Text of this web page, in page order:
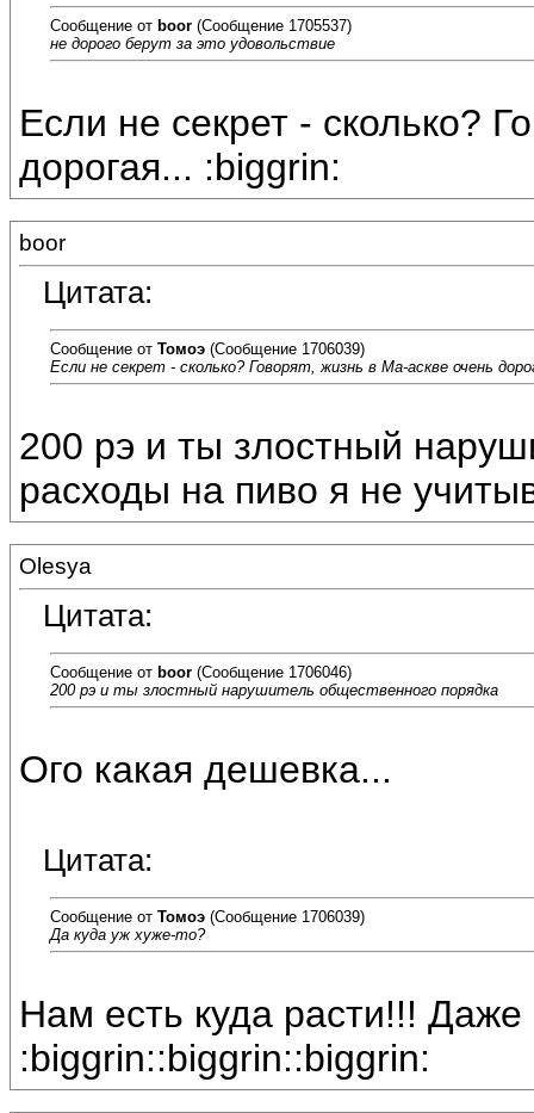
Сообщение от boor (Сообщение 1705537)
не дорого берут за это удовольствие
Если не секрет - сколько?
дорогая... :biggrin:
boor
Цитата:
Сообщение от Томоэ (Сообщение 1706039)
Если не секрет - сколько? Говорят, жизнь в Ма-аскве очень
200 рэ и ты злостный
расходы на пиво я не
Olesya
Цитата:
Сообщение от boor (Сообщение 1706046)
200 рэ и ты злостный нарушитель общественного порядка
Ого какая дешевка...
Цитата:
Сообщение от Томоэ (Сообщение 1706039)
Да куда уж хуже-то?
Нам есть куда расти!!!
:biggrin::biggrin::biggrin: